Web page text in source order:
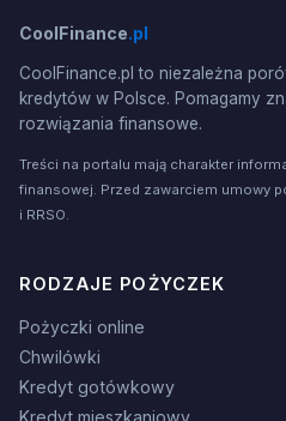
CoolFinance.pl
CoolFinance.pl to niezależna
kredytów w Polsce. Pomagamy
rozwiązania finansowe.
Treści na portalu mają charakter
finansowej. Przed zawarciem umowy
i RRSO.
RODZAJE POŻYCZEK
Pożyczki online
Chwilówki
Kredyt gotówkowy